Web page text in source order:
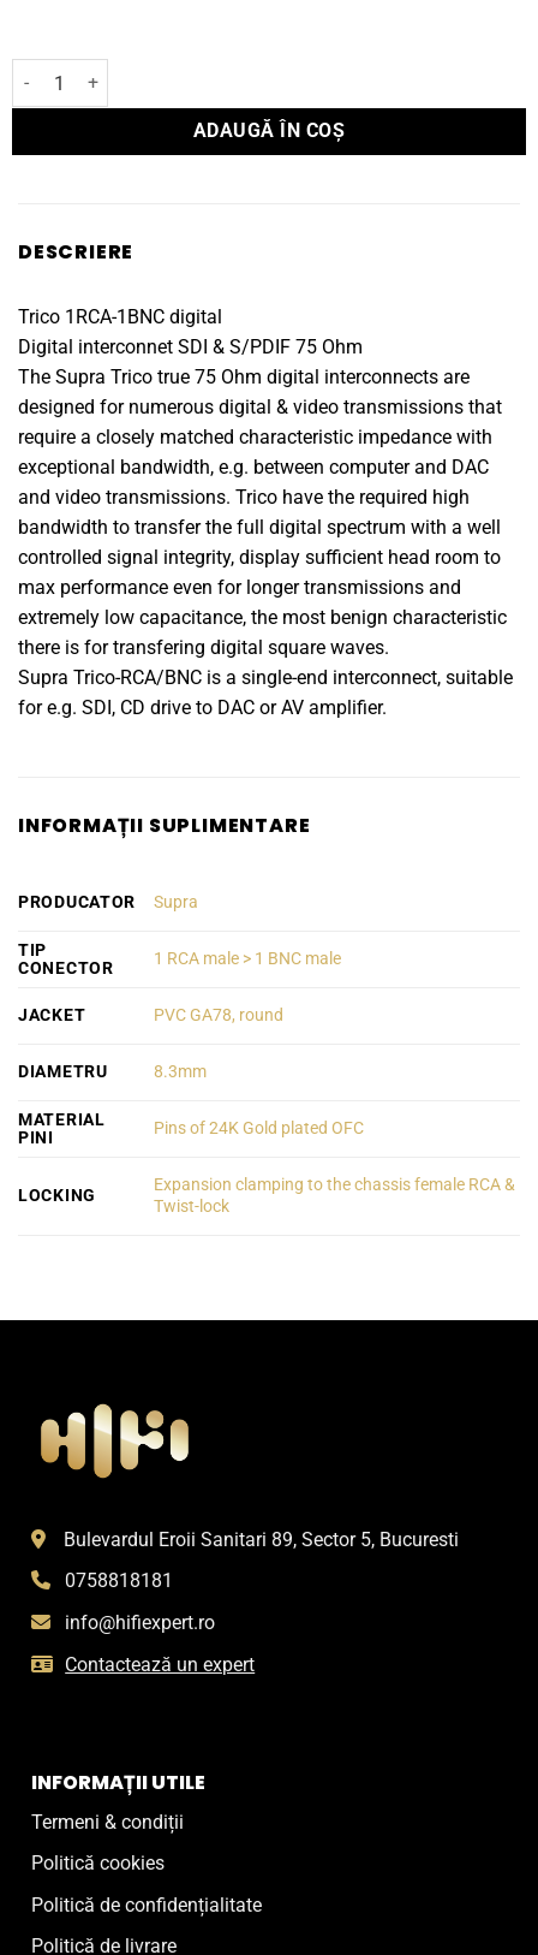
Cantitate Cablu SUPRA TRICO 1RCA-1BNC DIGITAL 1m
ADAUGĂ ÎN COȘ
DESCRIERE
Trico 1RCA-1BNC digital
Digital interconnet SDI & S/PDIF 75 Ohm
The Supra Trico true 75 Ohm digital interconnects are
designed for numerous digital & video transmissions that
require a closely matched characteristic impedance with
exceptional bandwidth, e.g. between computer and DAC
and video transmissions. Trico have the required high
bandwidth to transfer the full digital spectrum with a well
controlled signal integrity, display sufficient head room to
max performance even for longer transmissions and
extremely low capacitance, the most benign characteristic
there is for transfering digital square waves.
Supra Trico-RCA/BNC is a single-end interconnect, suitable
for e.g. SDI, CD drive to DAC or AV amplifier.
INFORMAȚII SUPLIMENTARE
PRODUCATOR Supra
TIP
CONECTOR
1 RCA male > 1 BNC male
JACKET PVC GA78, round
DIAMETRU 8.3mm
MATERIAL
PINI
Pins of 24K Gold plated OFC
LOCKING
Expansion clamping to the chassis female RCA &
Twist-lock
Bulevardul Eroii Sanitari 89, Sector 5, Bucuresti
0758818181
info@hifiexpert.ro
Contactează un expert
INFORMAȚII UTILE
Termeni & condiții
Politică cookies
Politică de confidențialitate
Politică de livrare